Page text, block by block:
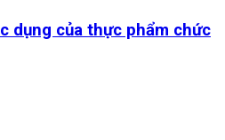
dụng của thực phẩm chức